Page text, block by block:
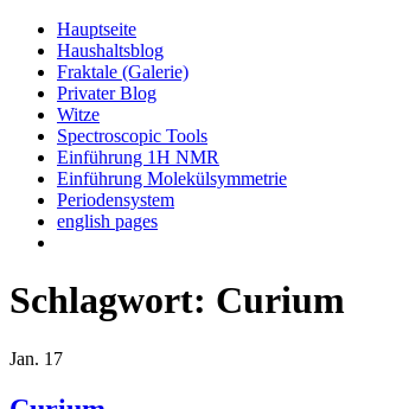
Hauptseite
Haushaltsblog
Fraktale (Galerie)
Privater Blog
Witze
Spectroscopic Tools
Einführung 1H NMR
Einführung Molekülsymmetrie
Periodensystem
english pages
Schlagwort: Curium
Jan. 17